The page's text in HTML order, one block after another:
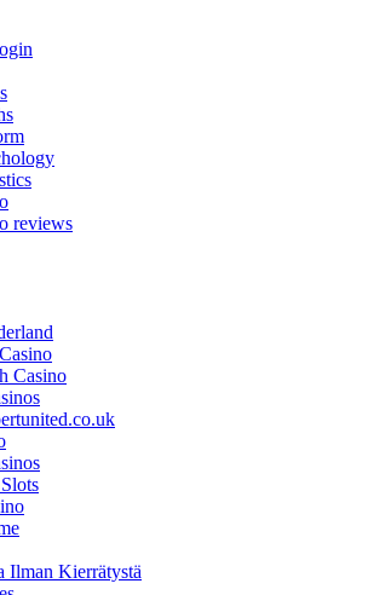
reviews
Casino
Ilman Kierrätystä